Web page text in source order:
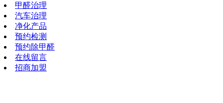
甲醛治理
汽车治理
净化产品
预约检测
预约除甲醛
在线留言
招商加盟